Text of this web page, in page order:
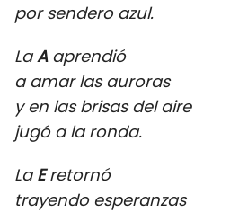
por sendero azul.
LaAaprendió
a amar las auroras
y en las brisas del aire
jugó a la ronda.
LaEretornó
trayendo esperanzas